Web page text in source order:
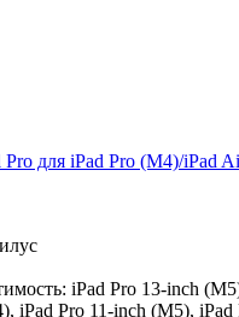
для iPad Pro (M4)/iPad
iPad Pro 13-inch
iPad Pro 11-inch (M5), iPad